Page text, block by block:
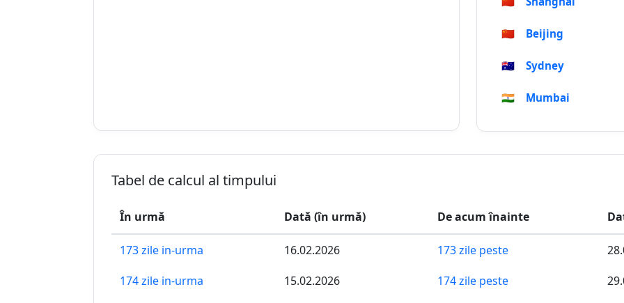
🇨🇳 Beijing
🇦🇺 Sydney
🇮🇳 Mumbai
Tabel de calcul al timpului
În urmă Dată (în urmă) De acum înainte
173 zile in-urma 16.02.2026 173 zile peste
174 zile in-urma
15.02.2026 174 zile peste